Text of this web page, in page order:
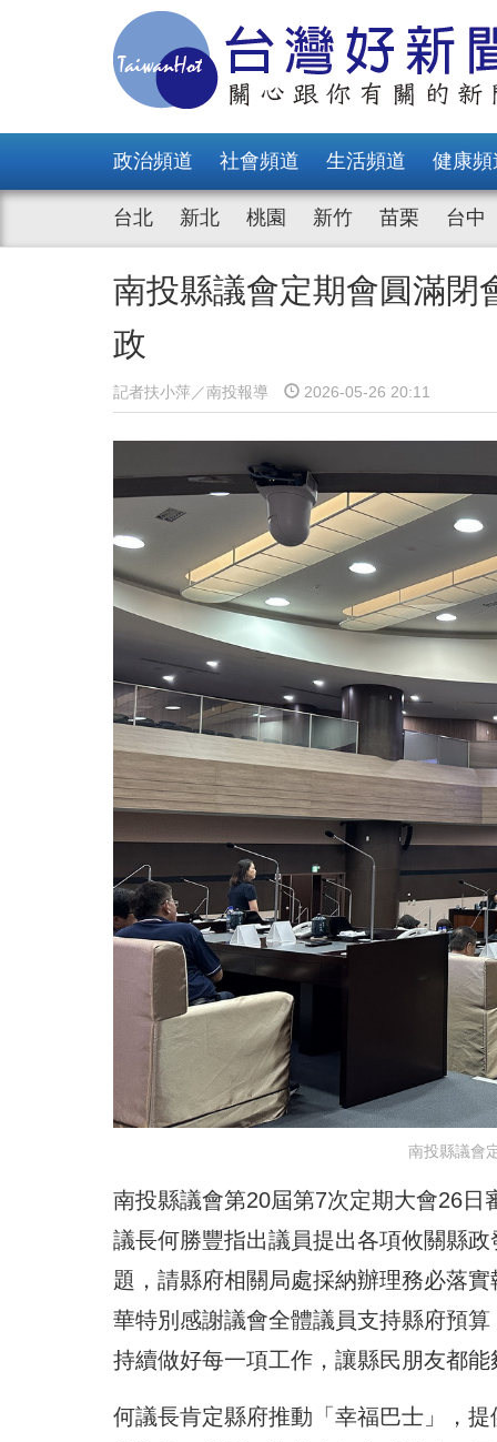
政治頻道 社會頻道 生活頻道 健康頻
台北 新北 桃園 新竹 苗栗 台中
南投縣議會定期會圓滿
政
記者扶小萍／南投報導 2026-05-26 20:11
南投縣議會
南投縣議會第20屆第7次定期大會26
議長何勝豐指出議員提出各項攸關縣
題，請縣府相關局處採納辦理務必落
華特別感謝議會全體議員支持縣府預
持續做好每一項工作，讓縣民朋友都
何議長肯定縣府推動「幸福巴士」，